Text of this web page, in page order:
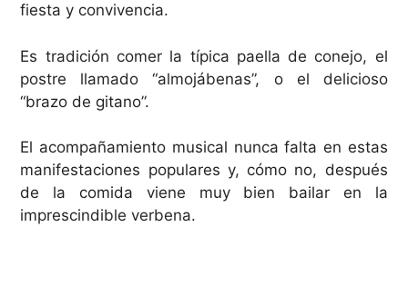
fiesta y convivencia.
Es tradición comer la típica paella de conejo, el
postre llamado “almojábenas”, o el delicioso
“brazo de gitano”.
El acompañamiento musical nunca falta en estas
manifestaciones populares y, cómo no, después
de la comida viene muy bien bailar en la
imprescindible verbena.